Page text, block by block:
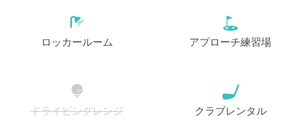
ロッカールーム アプローチ練習場
ドライビングレンジ クラブレンタル